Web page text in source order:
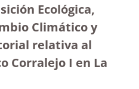
Ecológica,
Climático y
relativa al
Corralejo I en La